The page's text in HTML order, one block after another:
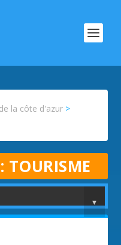
la côte d'azur >
TOURISME
▾